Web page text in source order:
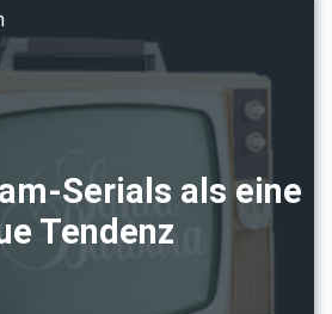
Serials als eine
Tendenz